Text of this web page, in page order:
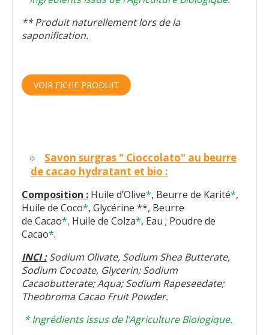
** Produit naturellement lors de la
saponification.
VOIR FICHE PRODUIT
Savon surgras " Cioccolato" au beurre
de cacao hydratant et bio :
Composition : Huile d’Olive*, Beurre de Karité*,
Huile de Coco*, Glycérine **, Beurre
de Cacao*, Huile de Colza*, Eau ; Poudre de
Cacao*.
INCI :Sodium Olivate, Sodium Shea Butterate,
Sodium Cocoate, Glycerin; Sodium
Cacaobutterate; Aqua; Sodium Rapeseedate;
Theobroma Cacao Fruit Powder.
* Ingrédients issus de l’Agriculture Biologique.